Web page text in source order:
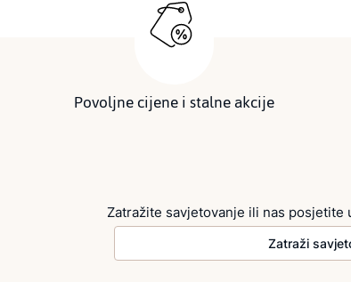
Povoljne cijene i stalne akcije
Zatražite savjetovanje ili nas posjetite
Zatraži